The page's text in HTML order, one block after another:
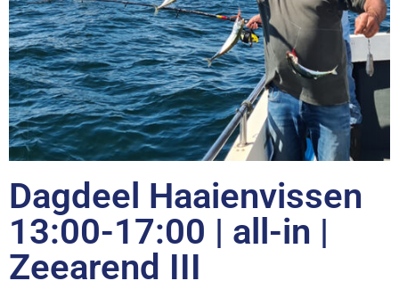
Dagdeel Haaienvissen
13:00-17:00 | all-in |
Zeearend III